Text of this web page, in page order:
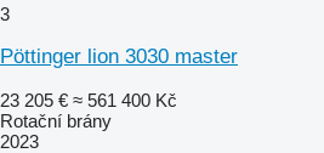
3
Pöttinger lion 3030 master
23 205 € ≈ 561 400 Kč
Rotační brány
2023